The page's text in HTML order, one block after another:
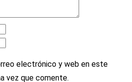
electrónico y web en este
vez que comente.